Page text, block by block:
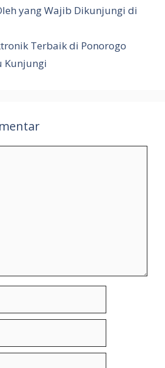
yang Wajib Dikunjungi di
Terbaik di Ponorogo
Kunjungi